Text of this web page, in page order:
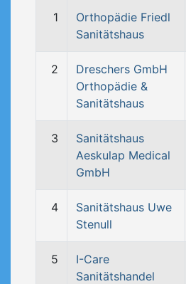
1
Orthopädie Friedl
Sanitätshaus
2
Dreschers GmbH
Orthopädie &
Sanitätshaus
3
Sanitätshaus
Aeskulap Medical
GmbH
4
Sanitätshaus Uwe
Stenull
5
I-Care
Sanitätshandel